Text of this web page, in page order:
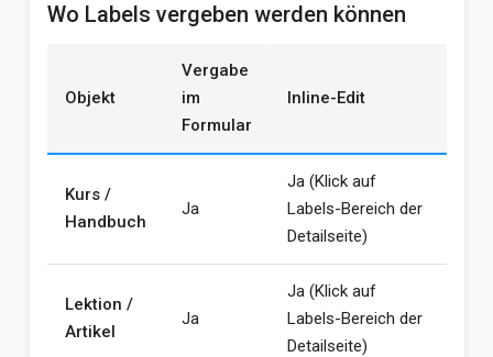
Wo Labels vergeben werden können
Objekt
Vergabe
im
Formular
Inline-Edit
Kurs /
Handbuch
Ja
Ja (Klick auf
Labels-Bereich der
Detailseite)
Lektion /
Artikel
Ja
Ja (Klick auf
Labels-Bereich der
Detailseite)